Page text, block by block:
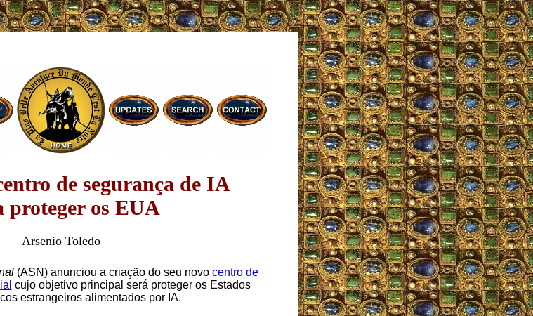
de segurança de IA
proteger os EUA
Arsenio Toledo
(ASN) anunciou a criação do seu novo centro de
cujo objetivo principal será proteger os Estados
estrangeiros alimentados por IA.